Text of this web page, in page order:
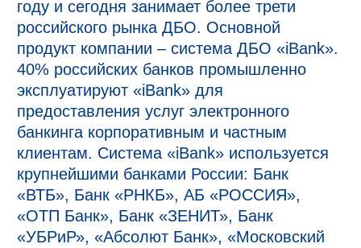
году и сегодня занимает более трети
российского рынка ДБО. Основной
продукт компании – система ДБО «iBank».
40% российских банков промышленно
эксплуатируют «iBank» для
предоставления услуг электронного
банкинга корпоративным и частным
клиентам. Система «iBank» используется
крупнейшими банками России: Банк
«ВТБ», Банк «РНКБ», АБ «РОССИЯ»,
«ОТП Банк», Банк «ЗЕНИТ», Банк
«УБРиР», «Абсолют Банк», «Московский